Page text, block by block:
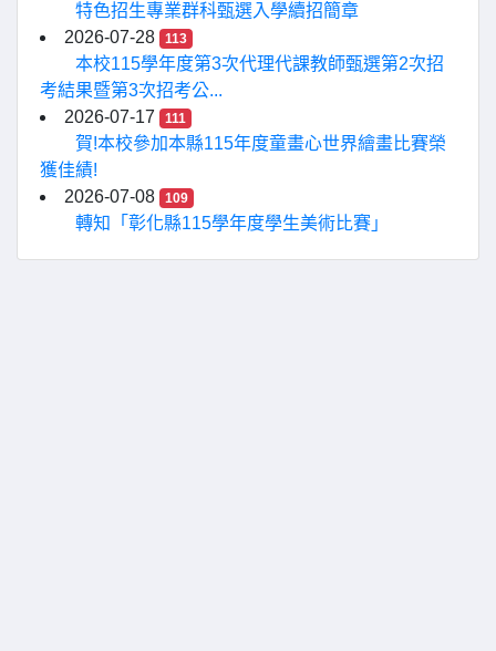
特色招生專業群科甄選入學續招簡章
2026-07-28
113
本校115學年度第3次代理代課教師甄選第2次招
考結果暨第3次招考公...
2026-07-17
111
賀!本校參加本縣115年度童畫心世界繪畫比賽榮
獲佳績!
2026-07-08
109
轉知「彰化縣115學年度學生美術比賽」